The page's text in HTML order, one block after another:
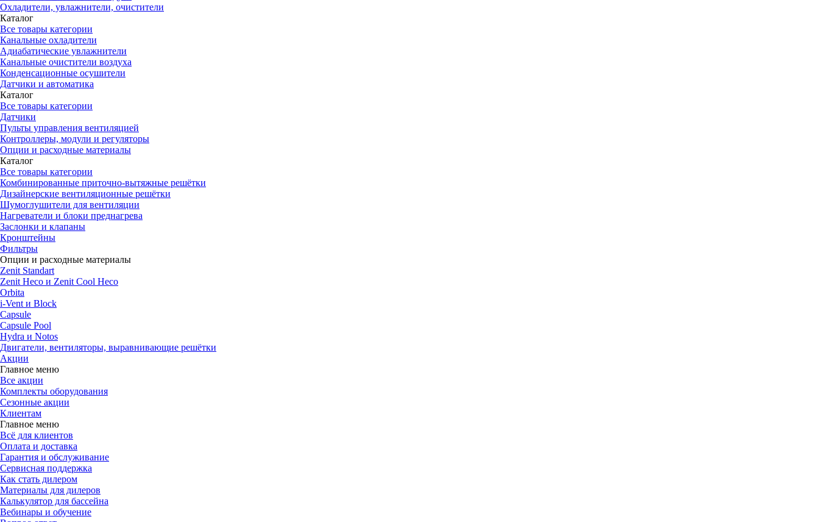
Охладители, увлажнители, очистители
Каталог
Все товары категории
Канальные охладители
Адиабатические увлажнители
Канальные очистители воздуха
Конденсационные осушители
Датчики и автоматика
Каталог
Все товары категории
Датчики
Пульты управления вентиляцией
Контроллеры, модули и регуляторы
Опции и расходные материалы
Каталог
Все товары категории
Комбинированные приточно-вытяжные решётки
Дизайнерские вентиляционные решётки
Шумоглушители для вентиляции
Нагреватели и блоки преднагрева
Заслонки и клапаны
Кронштейны
Фильтры
Опции и расходные материалы
Zenit Standart
Zenit Heco и Zenit Cool Heco
Orbita
i-Vent и Block
Capsule
Capsule Pool
Hydra и Notos
Двигатели, вентиляторы, выравнивающие решётки
Акции
Главное меню
Все акции
Комплекты оборудования
Сезонные акции
Клиентам
Главное меню
Всё для клиентов
Оплата и доставка
Гарантия и обслуживание
Сервисная поддержка
Как стать дилером
Материалы для дилеров
Калькулятор для бассейна
Вебинары и обучение